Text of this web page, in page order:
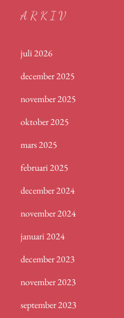
ARKIV
juli 2026
december 2025
november 2025
oktober 2025
mars 2025
februari 2025
december 2024
november 2024
januari 2024
december 2023
november 2023
september 2023